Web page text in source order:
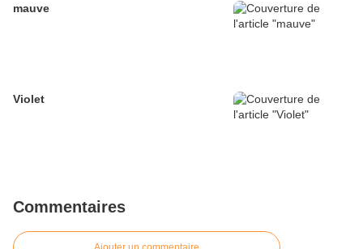
mauve
Violet
Commentaires